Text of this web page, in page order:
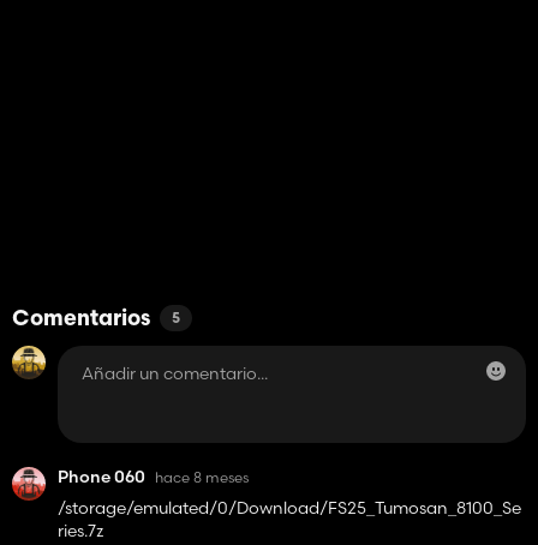
Comentarios 5
Phone 060 hace 8 meses
/storage/emulated/0/Download/FS25_Tumosan_8100_Se
ries.7z